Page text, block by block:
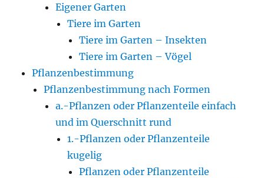
Eigener Garten
Tiere im Garten
Tiere im Garten – Insekten
Tiere im Garten – Vögel
Pflanzenbestimmung
Pflanzenbestimmung nach Formen
a.-Pflanzen oder Pflanzenteile einfach
und im Querschnitt rund
1.-Pflanzen oder Pflanzenteile
kugelig
Pflanzen oder Pflanzenteile